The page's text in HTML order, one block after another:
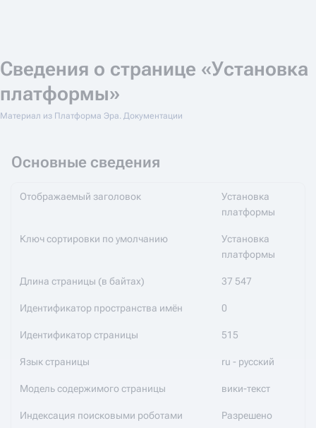
Сведения о странице «Установка
платформы»
Материал из Платформа Эра. Документации
Основные сведения
Отображаемый заголовок
Установка
платформы
Ключ сортировки по умолчанию
Установка
платформы
Длина страницы (в байтах) 37 547
Идентификатор пространства имён 0
Идентификатор страницы 515
Язык страницы ru - русский
Модель содержимого страницы вики-текст
Индексация поисковыми роботами Разрешено